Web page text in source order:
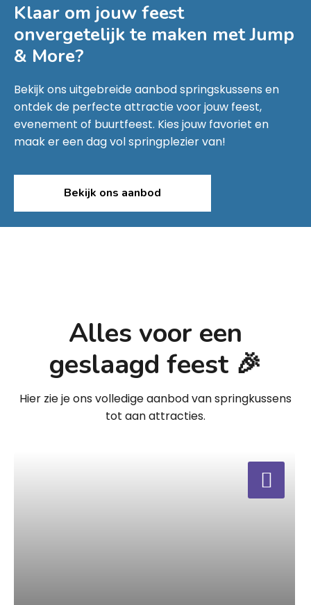
Klaar om jouw feest
onvergetelijk te maken metJump
& More?
Bekijk ons uitgebreide aanbod springskussens en
ontdek de perfecte attractie voor jouw feest,
evenement of buurtfeest. Kies jouw favoriet en
maak er een dag vol springplezier van!
Bekijk ons aanbod
Alles voor een
geslaagd feest 🎉
Hier zie je ons volledige aanbod van springkussens
tot aan attracties.